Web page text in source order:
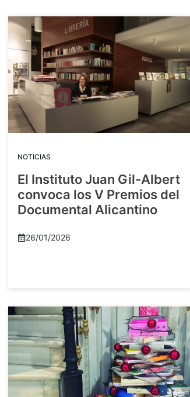
NOTICIAS
El Instituto Juan Gil-Albert
convoca los V Premios del
Documental Alicantino
26/01/2026